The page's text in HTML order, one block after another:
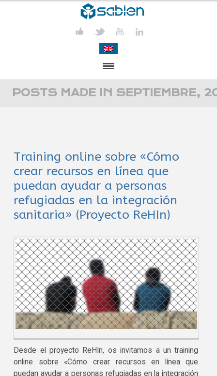
PRESENTACIÓN
ACTIVIDADES
COMUNICACIÓN
CONTACTA
POSTS MADE IN SEPTIEMBRE,
Training online sobre «Cómo
crear recursos en línea que
puedan ayudar a personas
refugiadas en la integración
sanitaria» (Proyecto ReHIn)
Desde el proyecto ReHIn, os invitamos a un training
online sobre «Cómo crear recursos en línea que
puedan ayudar a personas refugiadas en la integración